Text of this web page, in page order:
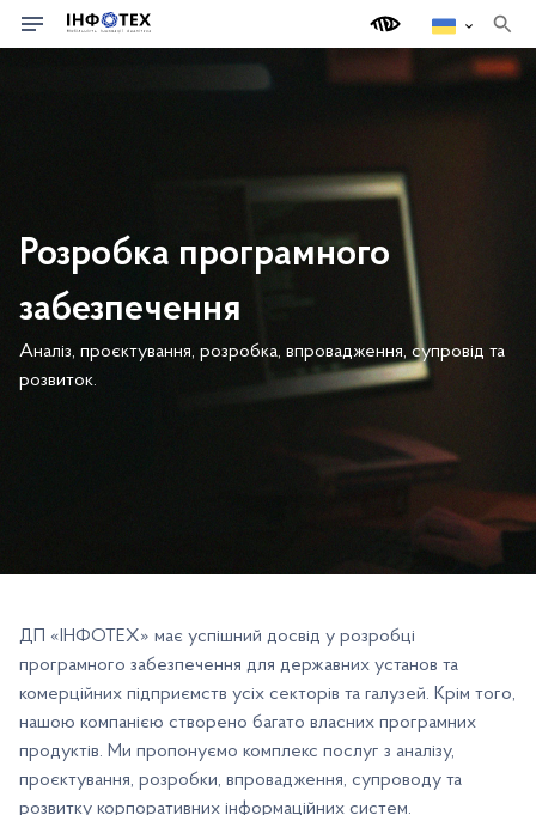
о
Розробка програмного
забезпечення
Аналіз, проєктування, розробка, впровадження, супровід та
розвиток.
ДП «ІНФОТЕХ» має успішний досвід у розробці
програмного забезпечення для державних установ та
комерційних підприємств усіх секторів та галузей. Крім того,
нашою компанією створено багато власних програмних
продуктів. Ми пропонуємо комплекс послуг з аналізу,
проєктування, розробки, впровадження, супроводу та
розвитку корпоративних інформаційних систем.